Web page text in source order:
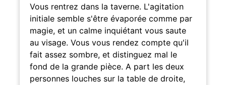
Vous rentrez dans la taverne. L'agitation
initiale semble s'être évaporée comme par
magie, et un calme inquiétant vous saute
au visage. Vous vous rendez compte qu'il
fait assez sombre, et distinguez mal le
fond de la grande pièce. A part les deux
personnes louches sur la table de droite,